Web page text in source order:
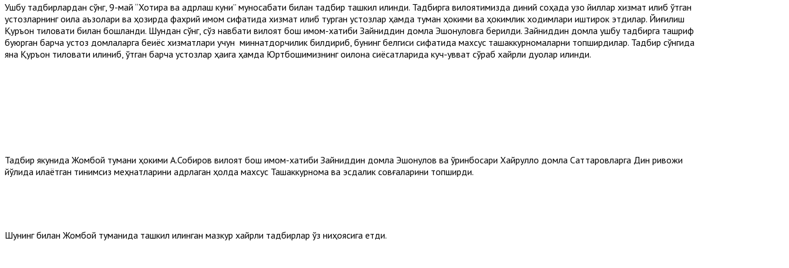
Ушбу тадбирлардан сўнг, 9-май “Хотира ва қадрлаш куни” муносабати билан тадбир ташкил қилинди. Тадбирга вилоятимизда диний соҳада узоқ йиллар хизмат қилиб ўтган
устозларнинг оила аъзолари ва ҳозирда фахрий имом сифатида хизмат қилиб турган устозлар ҳамда туман ҳокими ва ҳокимлик ходимлари иштирок этдилар. Йиғилиш
Қуръон тиловати билан бошланди. Шундан сўнг, сўз навбати вилоят бош имом-хатиби Зайниддин домла Эшонқуловга берилди. Зайниддин домла ушбу тадбирга ташриф
буюрган барча устоз домлаларга беқиёс хизматлари учун миннатдорчилик билдириб, бунинг белгиси сифатида махсус ташаккурномаларни топширдилар. Тадбир сўнгида
яна Қуръон тиловати қилиниб, ўтган барча устозлар ҳаққига ҳамда Юртбошимизнинг оқилона сиёсатларида куч-қувват сўраб хайрли дуолар қилинди.
Тадбир якунида Жомбой тумани ҳокими А.Собиров вилоят бош имом-хатиби Зайниддин домла Эшонқулов ва ўринбосари Хайрулло домла Саттаровларга Дин ривожи
йўлида қилаётган тинимсиз меҳнатларини қадрлаган ҳолда махсус Ташаккурнома ва эсдалик совғаларини топширди.
Шунинг билан Жомбой туманида ташкил қилинган мазкур хайрли тадбирлар ўз ниҳоясига етди.